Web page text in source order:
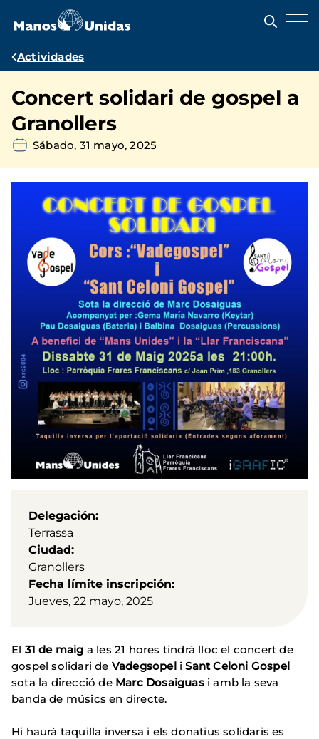
contenido
Ruta
navegación
Actividades
Concert solidari de gospel a
Granollers
Sábado, 31 mayo, 2025
Delegación
Terrassa
Ciudad
Granollers
Fecha límite inscripción
Jueves, 22 mayo, 2025
El 31 de maig a les 21 hores tindrà lloc el concert de
gospel solidari de VadegsopeliSant Celoni Gospel
sota la direcció de Marc Dosaiguasi amb la seva
banda de músics en directe.
Hi haurà taquilla inversa i els donatius solidaris es